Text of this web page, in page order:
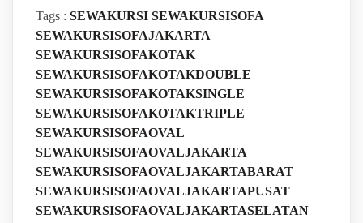
Tags : SEWAKURSI SEWAKURSISOFA
SEWAKURSISOFAJAKARTA
SEWAKURSISOFAKOTAK
SEWAKURSISOFAKOTAKDOUBLE
SEWAKURSISOFAKOTAKSINGLE
SEWAKURSISOFAKOTAKTRIPLE
SEWAKURSISOFAOVAL
SEWAKURSISOFAOVALJAKARTA
SEWAKURSISOFAOVALJAKARTABARAT
SEWAKURSISOFAOVALJAKARTAPUSAT
SEWAKURSISOFAOVALJAKARTASELATAN